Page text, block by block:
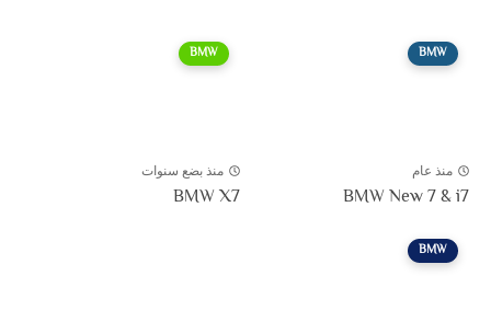
BMW
منذ عام
BMW New 7 & i7
BMW
منذ بضع سنوات
BMW X7
BMW